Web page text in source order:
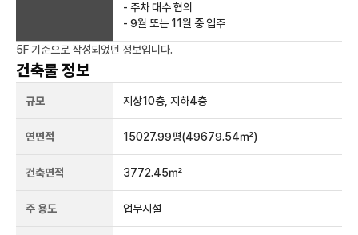
- 주차 대수 협의
- 9월 또는 11월 중 입주
5F 기준으로 작성되었던 정보입니다.
건축물 정보
규모 지상10층, 지하4층
연면적 15027.99평(49679.54㎡)
건축면적 3772.45㎡
주 용도 업무시설